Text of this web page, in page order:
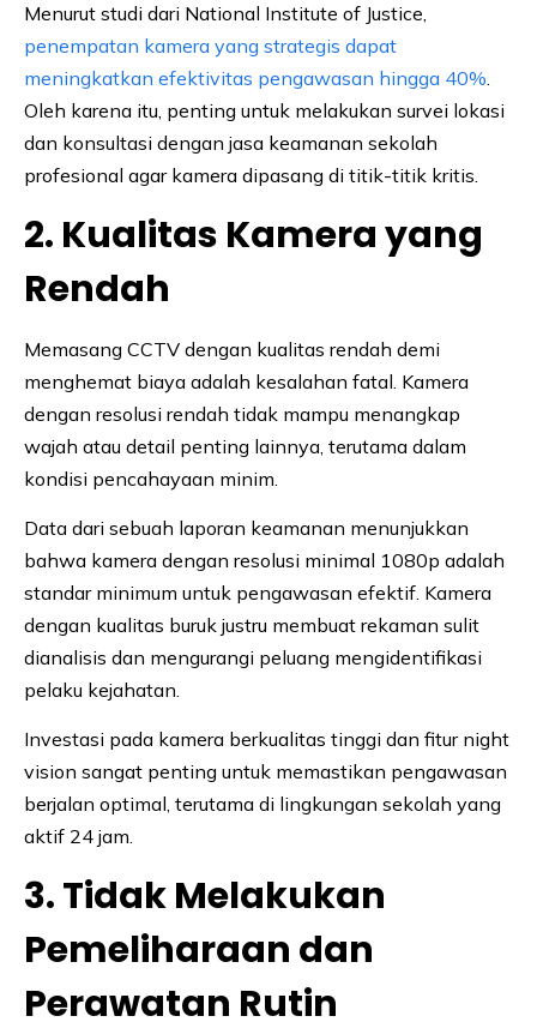
Menurut studi dari National Institute of Justice,
penempatan kamera yang strategis dapat
meningkatkan efektivitas pengawasan hingga 40%.
Oleh karena itu, penting untuk melakukan survei lokasi
dan konsultasi dengan jasa keamanan sekolah
profesional agar kamera dipasang di titik-titik kritis.
2. Kualitas Kamera yang
Rendah
Memasang CCTV dengan kualitas rendah demi
menghemat biaya adalah kesalahan fatal. Kamera
dengan resolusi rendah tidak mampu menangkap
wajah atau detail penting lainnya, terutama dalam
kondisi pencahayaan minim.
Data dari sebuah laporan keamanan menunjukkan
bahwa kamera dengan resolusi minimal 1080p adalah
standar minimum untuk pengawasan efektif. Kamera
dengan kualitas buruk justru membuat rekaman sulit
dianalisis dan mengurangi peluang mengidentifikasi
pelaku kejahatan.
Investasi pada kamera berkualitas tinggi dan fitur night
vision sangat penting untuk memastikan pengawasan
berjalan optimal, terutama di lingkungan sekolah yang
aktif 24 jam.
3. Tidak Melakukan
Pemeliharaan dan
Perawatan Rutin